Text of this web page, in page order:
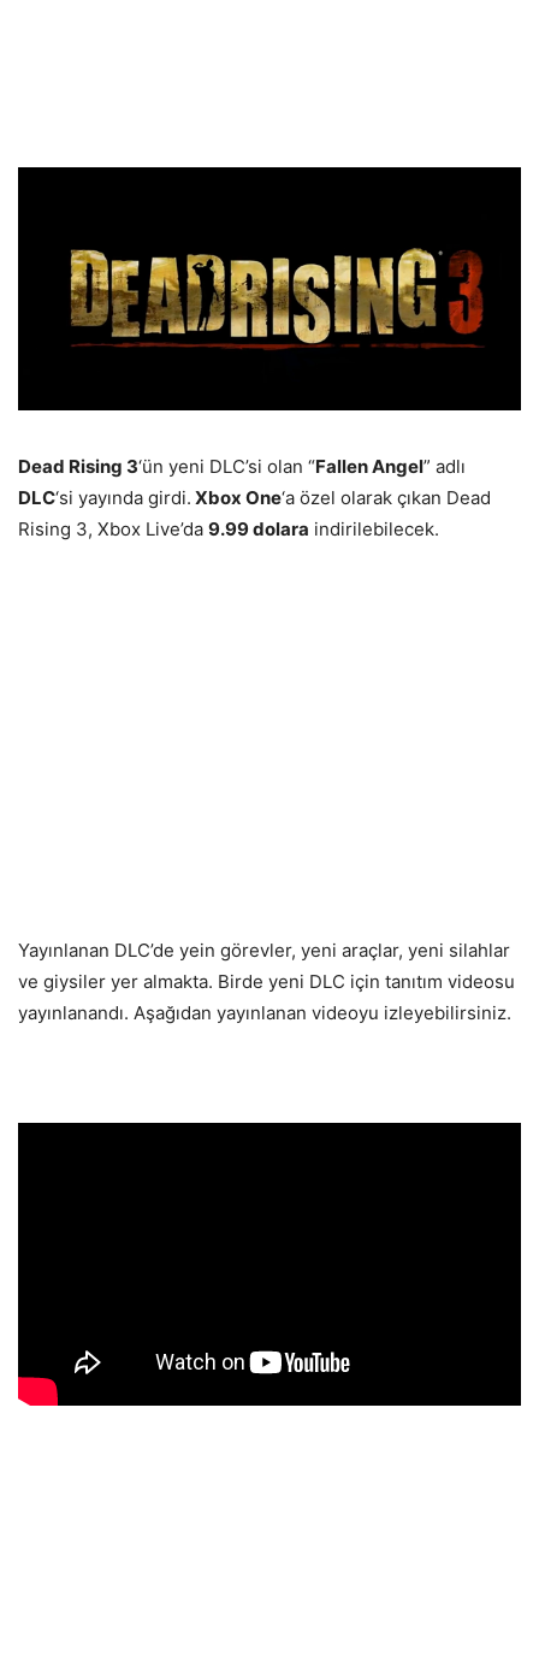
Dead Rising 3‘ün yeni DLC’si olan “Fallen Angel” adlı
DLC‘si yayında girdi. Xbox One‘a özel olarak çıkan Dead
Rising 3, Xbox Live’da 9.99 dolara indirilebilecek.
Yayınlanan DLC’de yein görevler, yeni araçlar, yeni silahlar
ve giysiler yer almakta. Birde yeni DLC için tanıtım videosu
yayınlanandı. Aşağıdan yayınlanan videoyu izleyebilirsiniz.